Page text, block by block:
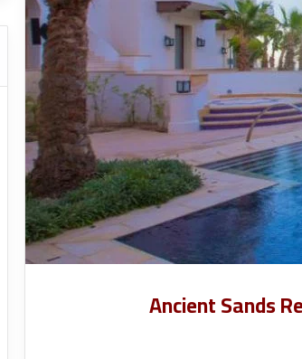
ق
ل
ا
ل
ي
ا
ح
ي